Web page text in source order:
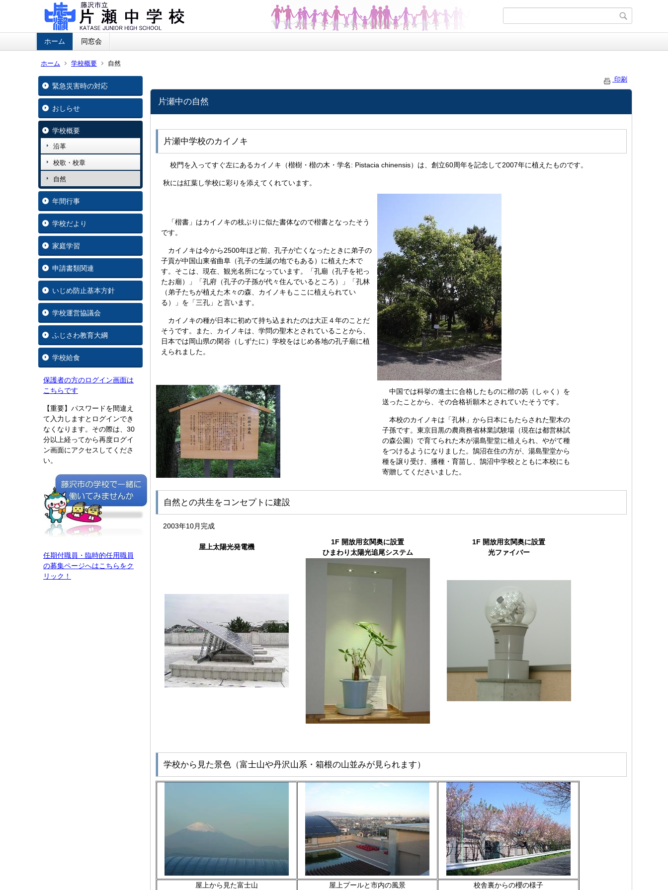
ホーム 同窓会
ホーム 学校概要 自然
緊急災害時の対応
おしらせ
学校概要
沿革
校歌・校章
自然
年間行事
学校だより
家庭学習
申請書類関連
いじめ防止基本方針
学校運営協議会
ふじさわ教育大綱
学校給食
保護者の方のログイン画面は
こちらです
【重要】パスワードを間違え
て入力しますとログインでき
なくなります。その際は、30
分以上経ってから再度ログイ
ン画面にアクセスしてくださ
い。
任期付職員・臨時的任用職員
の募集ページへはこちらをク
リック！
印刷
片瀬中の自然
片瀬中学校のカイノキ
校門を入ってすぐ左にあるカイノキ（楷樹・楷の木・学名: Pistacia chinensis）は、創立60周年を記念して2007年に植えたものです。
秋には紅葉し学校に彩りを添えてくれています。
「楷書」はカイノキの枝ぶりに似た書体なので楷書となったそう
です。
カイノキは今から2500年ほど前、孔子が亡くなったときに弟子の
子貢が中国山東省曲阜（孔子の生誕の地でもある）に植えた木で
す。そこは、現在、観光名所になっています。「孔廟（孔子を祀っ
たお廟）」「孔府（孔子の子孫が代々住んでいるところ）」「孔林
（弟子たちが植えた木々の森、カイノキもここに植えられてい
る）」を「三孔」と言います。
カイノキの種が日本に初めて持ち込まれたのは大正４年のことだ
そうです。また、カイノキは、学問の聖木とされていることから、
日本では岡山県の閑谷（しずたに）学校をはじめ各地の孔子廟に植
えられました。
中国では科挙の進士に合格したものに楷の笏（しゃく）を
送ったことから、その合格祈願木とされていたそうです。
本校のカイノキは「孔林」から日本にもたらされた聖木の
子孫です。東京目黒の農商務省林業試験場（現在は都営林試
の森公園）で育てられた木が湯島聖堂に植えられ、やがて種
をつけるようになりました。鵠沼在住の方が、湯島聖堂から
種を譲り受け、播種・育苗し、鵠沼中学校とともに本校にも
寄贈してくださいました。
自然との共生をコンセプトに建設
2003年10月完成
屋上太陽光発電機
1F 開放用玄関奥に設置
ひまわり太陽光追尾システム
1F 開放用玄関奥に設置
光ファイバー
学校から見た景色（富士山や丹沢山系・箱根の山並みが見られます）
屋上から見た富士山 屋上プールと市内の風景 校舎裏からの櫻の様子